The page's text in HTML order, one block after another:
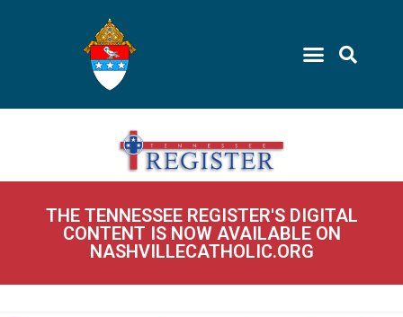
THE TENNESSEE REGISTER'S DIGITAL
CONTENT IS NOW AVAILABLE ON
NASHVILLECATHOLIC.ORG